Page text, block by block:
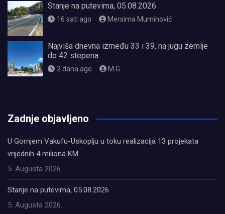
Stanje na putevima, 05.08.2026
16 sati ago Mersima Muminović
Najviša dnevna između 33 i 39, na jugu zemlje
do 42 stepena
2 dana ago M.G.
Zadnje objavljeno
U Gornjem Vakufu-Uskoplju u toku realizacija 13 projekata
vrijednih 4 miliona KM
5. Augusta 2026.
Stanje na putevima, 05.08.2026
5. Augusta 2026.